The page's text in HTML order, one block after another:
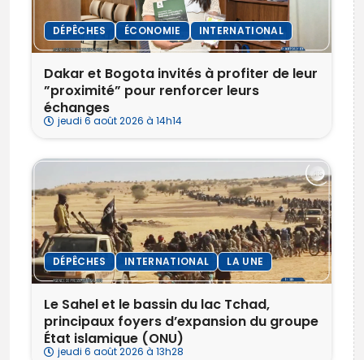
DÉPÊCHES ÉCONOMIE INTERNATIONAL
Dakar et Bogota invités à profiter de leur
”proximité” pour renforcer leurs
échanges
jeudi 6 août 2026 à 14h14
DÉPÊCHES INTERNATIONAL LA UNE
Le Sahel et le bassin du lac Tchad,
principaux foyers d’expansion du groupe
État islamique (ONU)
jeudi 6 août 2026 à 13h28